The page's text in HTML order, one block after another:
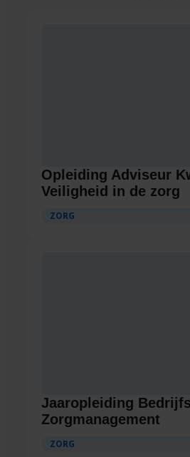
Opleiding Adviseur
Veiligheid in de zorg
ZORG
Jaaropleiding
Zorgmanagement
ZORG